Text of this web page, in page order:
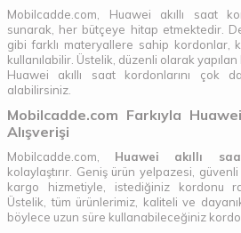
Mobilcadde.com, Huawei akıllı saat
sunarak, her bütçeye hitap etmektedir.
gibi farklı materyallere sahip kordonlar,
kullanılabilir. Üstelik, düzenli olarak
Huawei akıllı saat kordonlarını çok
alabilirsiniz.
Mobilcadde.com Farkıyla
Alışverişi
Mobilcadde.com, Huawei akıllı
kolaylaştırır. Geniş ürün yelpazesi,
kargo hizmetiyle, istediğiniz kordonu
Üstelik, tüm ürünlerimiz, kaliteli ve
böylece uzun süre kullanabileceğiniz